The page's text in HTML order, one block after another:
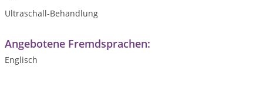
Ultraschall-Behandlung
Angebotene Fremdsprachen:
Englisch